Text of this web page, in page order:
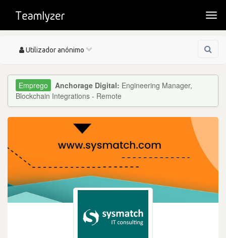
Toggle
Utilizador anónimo
Anchorage Digital: Engineering Manager,
Blockchain Integrations - Remote